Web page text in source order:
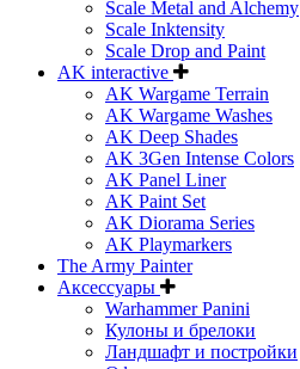
Scale Metal and Alchemy
Scale Inktensity
Scale Drop and Paint
AK interactive
AK Wargame Terrain
AK Wargame Washes
AK Deep Shades
AK 3Gen Intense Colors
AK Panel Liner
AK Paint Set
AK Diorama Series
AK Playmarkers
The Army Painter
Аксессуары
Warhammer Panini
Кулоны и брелоки
Ландшафт и постройки